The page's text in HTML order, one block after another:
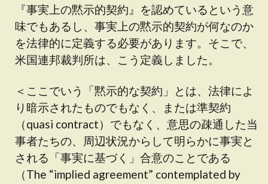
『事実上の黙示的契約』を認めているという意
味でもあるし、事実上の黙示的契約が何なのか
を法律的に定義する必要があります。そこで、
米国連邦裁判所は、こう定義しました。
＜ここでいう「黙示的な契約」とは、法律によ
り暗示されたものでもなく、または準契約
（quasi contract）でもなく、意思の疎通した当
事者たちの、周辺状況からして明らかに事実と
される「事実に基づく」合意のことである
（The “implied agreement” contemplated by